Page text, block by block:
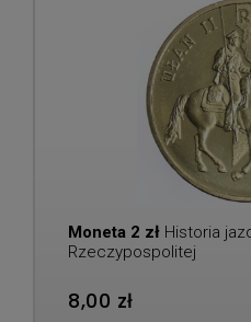
Moneta 2 zł Historia
Rzeczypospolitej
8,00 zł